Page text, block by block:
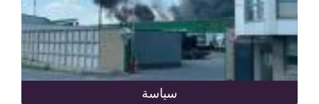
سياسة